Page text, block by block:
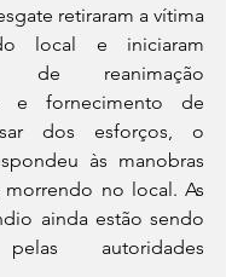
retiraram a vítima
local e iniciaram
de reanimação
e fornecimento de
dos esforços, o
às manobras
no local. As
ainda estão sendo
pelas autoridades